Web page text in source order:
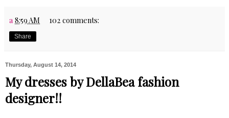
a8:59 AM 102 comments:
Share
Thursday, August 14, 2014
My dresses by DellaBea fashion
designer!!